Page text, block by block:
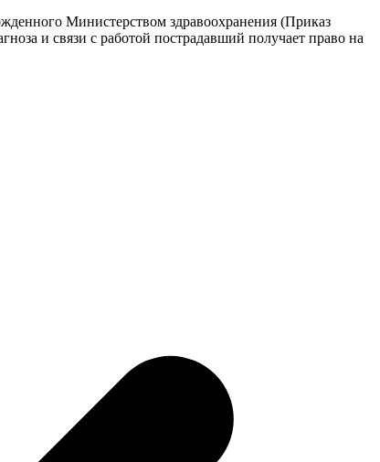
Министерством здравоохранения (Приказ
и связи с работой пострадавший получает право на